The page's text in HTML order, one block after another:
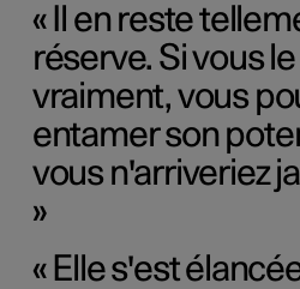
« Il en reste
réserve. Si vous
vraiment, vous
entamer son
vous n'arriveriez
»
« Elle s'est